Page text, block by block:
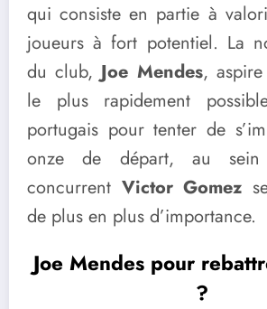
qui consiste en partie à
joueurs à fort potentiel. La
du club, Joe Mendes, aspire
le plus rapidement
portugais pour tenter de
onze de départ, au
concurrent Victor Gomez
de plus en plus d’importance.
Joe Mendes pour
?